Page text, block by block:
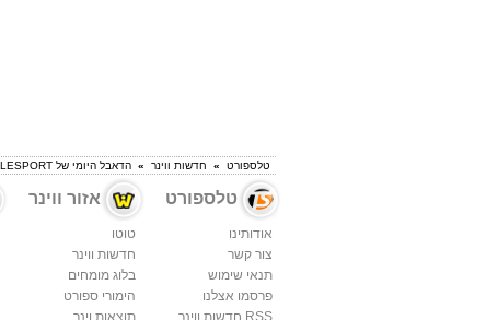
טלספורט » חדשות ווינר » הדאבל היומי של TELESPORT
טלספורט
אודותינו
צור קשר
תנאי שימוש
פרסמו אצלנו
RSS חדשות ווינר
אזור ווינר
טוטו
חדשות ווינר
בלוג מומחים
הימורי ספורט
תוצאות וינר